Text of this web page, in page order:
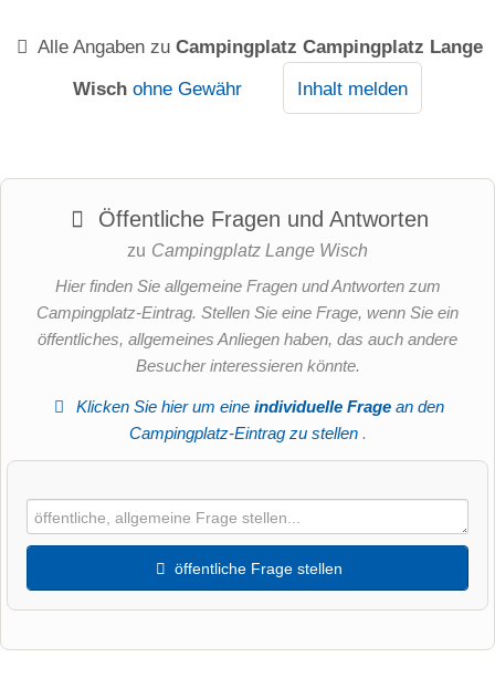
Alle Angaben zu Campingplatz Campingplatz Lange
Wisch ohne Gewähr Inhalt melden
Öffentliche Fragen und Antworten
zu Campingplatz Lange Wisch
Hier finden Sie allgemeine Fragen und Antworten zum
Campingplatz-Eintrag. Stellen Sie eine Frage, wenn Sie ein
öffentliches, allgemeines Anliegen haben, das auch andere
Besucher interessieren könnte.
Klicken Sie hier um eineindividuelle Frage an den
Campingplatz-Eintrag zu stellen .
öffentliche Frage stellen